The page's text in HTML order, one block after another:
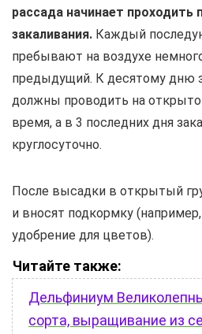
рассада начинает проходить
закаливания. Каждый
пребывают на воздухе
предыдущий. К десятому дню
должны проводить на
время, а в 3 последних дня
круглосуточно.
После высадки в открытый
и вносят подкормку
удобрение для цветов).
Читайте также:
Дельфиниум
сорта, выращивание из